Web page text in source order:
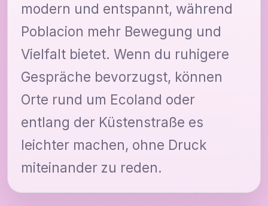
modern und entspannt, während
Poblacion mehr Bewegung und
Vielfalt bietet. Wenn du ruhigere
Gespräche bevorzugst, können
Orte rund um Ecoland oder
entlang der Küstenstraße es
leichter machen, ohne Druck
miteinander zu reden.